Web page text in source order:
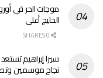
موجات الحر في
الخليج أعلى
سيرا إبراهيم
نجاح موسمين